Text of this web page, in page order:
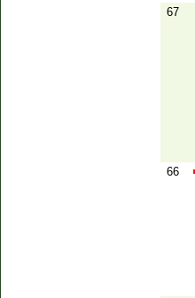
67
66